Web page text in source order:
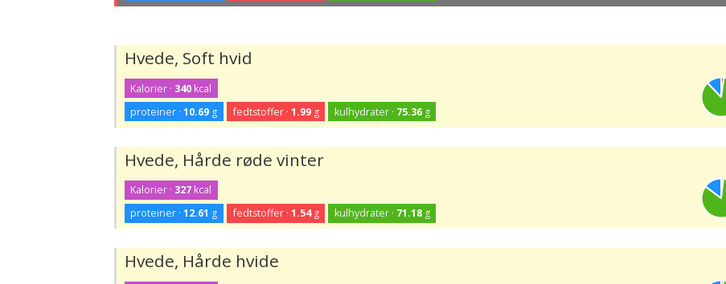
Hvede, Soft hvid
Kalorier · 340 kcal
proteiner ·10.69 g fedtstoffer · 1.99g kulhydrater · 75.36g
Hvede, Hårde røde vinter
Kalorier · 327 kcal
proteiner ·12.61 g fedtstoffer · 1.54g kulhydrater · 71.18g
Hvede, Hårde hvide